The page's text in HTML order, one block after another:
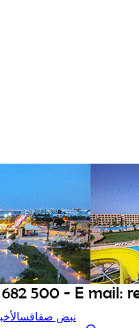
نبض صفاقس